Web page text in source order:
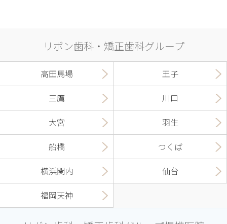
リボン歯科・矯正歯科グループ
高田馬場
王子
三鷹
川口
大宮
羽生
船橋
つくば
横浜関内
仙台
福岡天神